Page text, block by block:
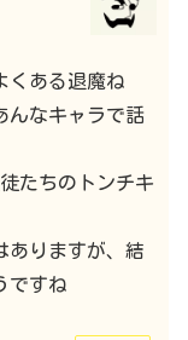
くある退魔ね
んなキャラで話
たちのトンチキ
ありますが、結
ですね